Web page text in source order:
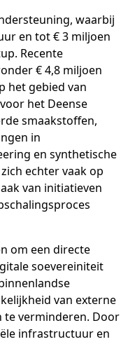
waarbij
en tot € 3 miljoen
Recente
€ 4,8 miljoen
het gebied van
het Deense
smaakstoffen,
in
en synthetische
echter vaak op
van initiatieven
om een directe
soevereiniteit
van externe
verminderen. Door
infrastructuur en